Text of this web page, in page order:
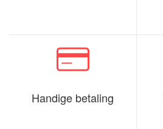
Handige betaling